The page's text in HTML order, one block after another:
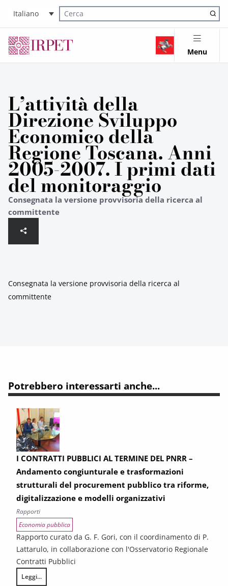
Italiano
Cerca nel sito
Menu
L’attività della
Direzione Sviluppo
Economico della
Regione Toscana. Anni
2005-2007. I primi dati
del monitoraggio
Consegnata la versione provvisoria della ricerca al
committente
Consegnata la versione provvisoria della ricerca al
committente
Potrebbero interessarti anche...
I CONTRATTI PUBBLICI AL TERMINE DEL PNRR –
Andamento congiunturale e trasformazioni
strutturali del procurement pubblico tra riforme,
digitalizzazione e modelli organizzativi
Rapporti
Economia pubblica
Rapporto curato da G. F. Gori, con il coordinamento di P.
Lattarulo, in collaborazione con l'Osservatorio Regionale
Contratti Pubblici
Leggi...
I CONTRATTI PUBBLICI AL TERMINE DEL PNRR – Andamento